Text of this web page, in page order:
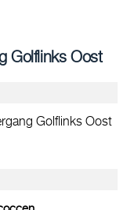
Golflinks Oost
Golflinks Oost